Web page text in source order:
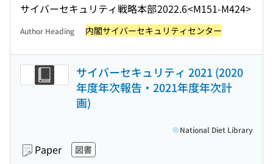
サイバーセキュリティ戦略本部2022.6<M151-M424>
Author Heading 内閣サイバーセキュリティセンター
サイバーセキュリティ 2021 (2020
年度年次報告・2021年度年次計
画)
Paper 図書
National Diet Library